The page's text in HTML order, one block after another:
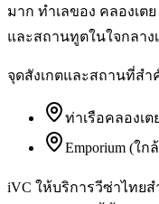
มาก ทำเลของ คลองเต
และสถานทูตในใจกลาง
จุดสังเกตและสถานที่ส
ท่าเรือคลองเต
Emporium (ใก
iVC ให้บริการวีซ่าไทย